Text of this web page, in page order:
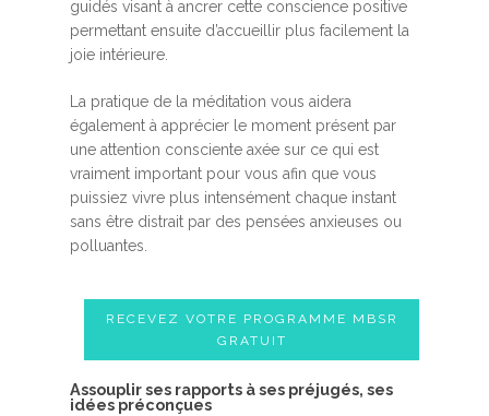
guidés visant à ancrer cette conscience positive
permettant ensuite d’accueillir plus facilement la
joie intérieure.
La pratique de la méditation vous aidera
également à apprécier le moment présent par
une attention consciente axée sur ce qui est
vraiment important pour vous afin que vous
puissiez vivre plus intensément chaque instant
sans être distrait par des pensées anxieuses ou
polluantes.
RECEVEZ VOTRE PROGRAMME MBSR
GRATUIT
Assouplir ses rapports à ses préjugés, ses
idées préconçues